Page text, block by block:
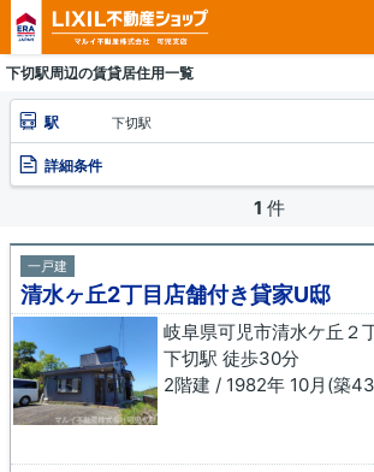
下切駅周辺の賃貸居住用一覧
駅 下切駅
詳細条件
1 件
一戸建
清水ヶ丘2丁目店舗付き貸家U邸
岐阜県可児市清水ケ丘２
下切駅 徒歩30分
2階建 / 1982年 10月(築